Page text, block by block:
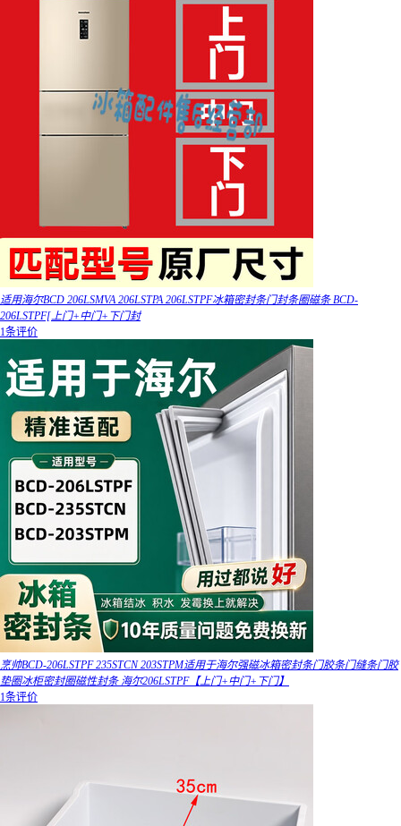
适用海尔BCD 206LSMVA 206LSTPA 206LSTPF冰箱密封条门封条圈磁条 BCD-
206LSTPF[上门+中门+下门封
1条评价
烹帅BCD-206LSTPF 235STCN 203STPM适用于海尔强磁冰箱密封条门胶条门缝条门胶
垫圈冰柜密封圈磁性封条 海尔206LSTPF【上门+中门+下门】
1条评价